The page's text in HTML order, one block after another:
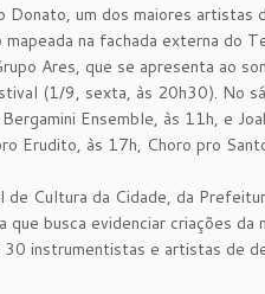
um dos maiores artistas
na fachada externa do
Ares, que se apresenta ao
(1/9, sexta, às 20h30). No
Ensemble, às 11h, e
Erudito, às 17h, Choro pro
Cultura da Cidade, da
busca evidenciar criações da
instrumentistas e artistas de